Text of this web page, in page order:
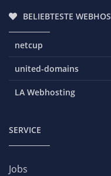
BELIEBTESTE
netcup
united-domains
LA Webhosting
SERVICE
Jobs